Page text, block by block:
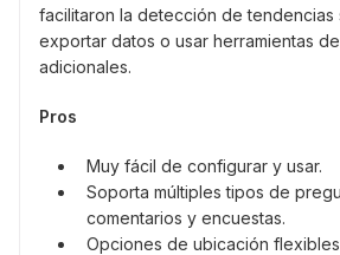
facilitaron la detección de tendencias
exportar datos o usar herramientas
adicionales.
Pros
Muy fácil de configurar y usar.
Soporta múltiples tipos de
comentarios y encuestas.
Opciones de ubicación